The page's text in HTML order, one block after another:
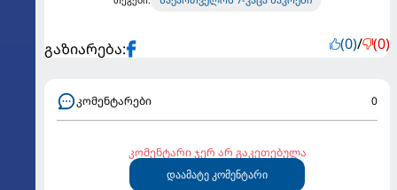
გაზიარება: (0)/ (0)
კომენტარები 0
კომენტარი ჯერ არ გაკეთებულა
დაამატე კომენტარი